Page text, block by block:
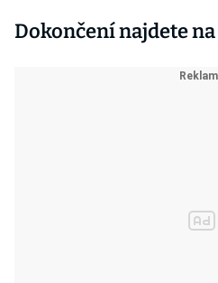
Dokončení najdete na